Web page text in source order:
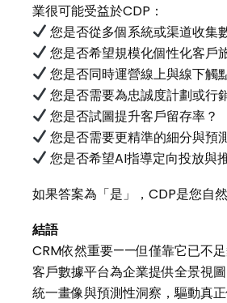
業很可能受益於CDP：
您是否從多個系統或渠道收集
您是否希望規模化個性化客戶
您是否同時運營線上與線下觸
您是否需要為忠誠度計劃或行
您是否試圖提升客戶留存率？
您是否需要更精準的細分與預
您是否希望AI指導定向投放與
如果答案為「是」，CDP是您自然
結語
CRM依然重要——但僅靠它已不足
客戶數據平台為企業提供全景視圖
統一畫像與預測性洞察，驅動真